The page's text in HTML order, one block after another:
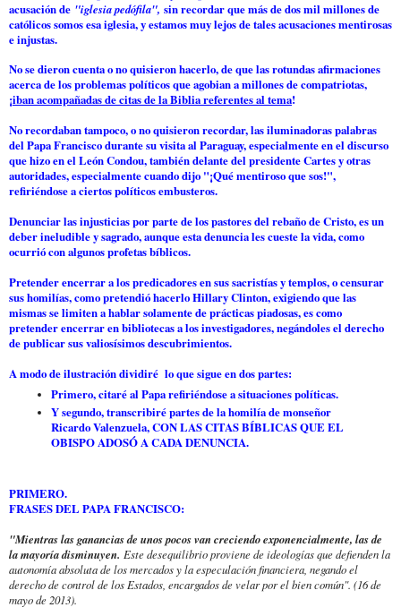
acusación de "iglesia pedófila", sin recordar que más de dos mil millones de
católicos somos esa iglesia, y estamos muy lejos de tales acusaciones mentirosas
e injustas.
No se dieron cuenta o no quisieron hacerlo, de que las rotundas afirmaciones
acerca de los problemas políticos que agobian a millones de compatriotas,
¡iban acompañadas de citas de la Biblia referentes al tema!
No recordaban tampoco, o no quisieron recordar, las iluminadoras palabras
del Papa Francisco durante su visita al Paraguay, especialmente en el discurso
que hizo en el León Condou, también delante del presidente Cartes y otras
autoridades, especialmente cuando dijo "¡Qué mentiroso que sos!",
refiriéndose a ciertos políticos embusteros.
Denunciar las injusticias por parte de los pastores del rebaño de Cristo, es un
deber ineludible y sagrado, aunque esta denuncia les cueste la vida, como
ocurrió con algunos profetas bíblicos.
Pretender encerrar a los predicadores en sus sacristías y templos, o censurar
sus homilías, como pretendió hacerlo Hillary Clinton, exigiendo que las
mismas se limiten a hablar solamente de prácticas piadosas, es como
pretender encerrar en bibliotecas a los investigadores, negándoles el derecho
de publicar sus valiosísimos descubrimientos.
A modo de ilustración dividiré lo que sigue en dos partes:
Primero, citaré al Papa refiriéndose a situaciones políticas.
Y segundo, transcribiré partes de la homilía de monseñor
Ricardo Valenzuela, CON LAS CITAS BÍBLICAS QUE EL
OBISPO ADOSÓ A CADA DENUNCIA.
PRIMERO.
FRASES DEL PAPA FRANCISCO:
"Mientras las ganancias de unos pocos van creciendo exponencialmente, las de
la mayoría disminuyen. Este desequilibrio proviene de ideologías que defienden la
autonomía absoluta de los mercados y la especulación financiera, negando el
derecho de control de los Estados, encargados de velar por el bien común". (16 de
mayo de 2013).